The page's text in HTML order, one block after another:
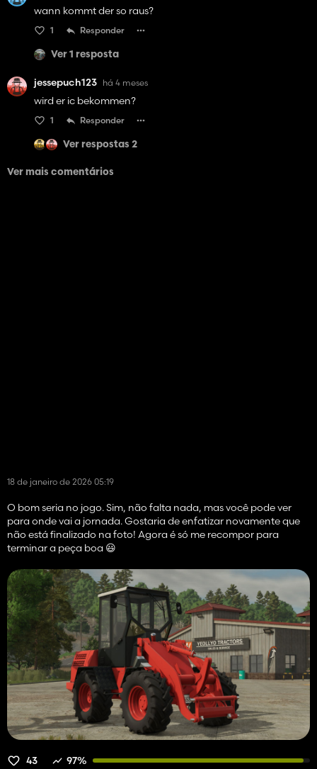
wann kommt der so raus?
1 Responder
Ver 1 resposta
jessepuch123 há 4 meses
wird er ic bekommen?
1 Responder
Ver respostas 2
Ver mais comentários
18 de janeiro de 2026 05:19
O bom seria no jogo. Sim, não falta nada, mas você pode ver
para onde vai a jornada. Gostaria de enfatizar novamente que
não está finalizado na foto! Agora é só me recompor para
terminar a peça boa 😃
43 97%